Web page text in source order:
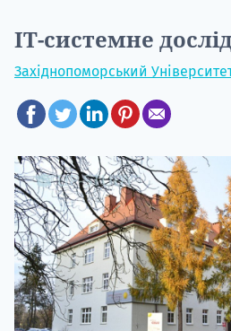
IT-системне
Західнопоморський